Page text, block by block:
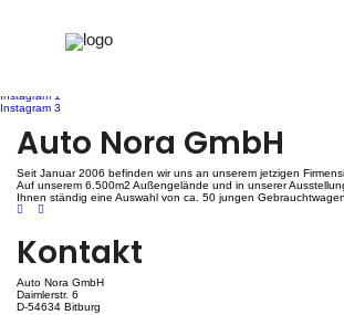
Instagram 2
Instagram 1
Instagram 3
Auto Nora GmbH
Seit Januar 2006 befinden wir uns an unserem jetzigen
Auf unserem 6.500m2 Außengelände und in unserer
Ihnen ständig eine Auswahl von ca. 50 jungen Gebrauchtwagen.
Kontakt
Auto Nora GmbH
Daimlerstr. 6
D-54634 Bitburg